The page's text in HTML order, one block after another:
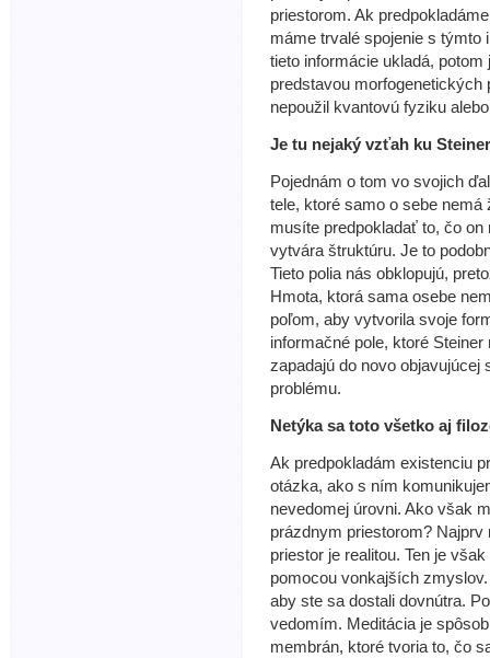
priestorom. Ak
máme trvalé spojenie s
tieto informácie ukladá,
predstavou morfogenetických
nepoužil kvantovú fyziku
Je tu nejaký vzťah ku
Pojednám o tom vo svojich
tele, ktoré samo o sebe
musíte predpokladať to, čo on
vytvára štruktúru. Je to
Tieto polia nás obklopujú,
Hmota, ktorá sama osebe
poľom, aby vytvorila svoje
informačné pole, ktoré
zapadajú do novo objavujúcej
problému.
Netýka sa toto všetko aj
Ak predpokladám existenciu
otázka, ako s ním
nevedomej úrovni. Ako však
prázdnym priestorom?
priestor je realitou. Ten je
pomocou vonkajších
aby ste sa dostali dovnútra.
vedomím. Meditácia je
membrán, ktoré tvoria to, čo